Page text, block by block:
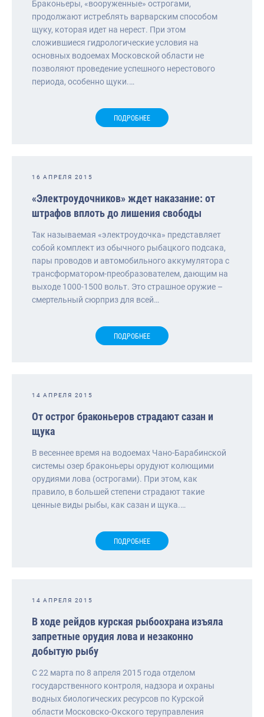
Браконьеры, «вооруженные» острогами,
продолжают истреблять варварским способом
щуку, которая идет на нерест. При этом
сложившиеся гидрологические условия на
основных водоемах Московской области не
позволяют проведение успешного нерестового
периода, особенно щуки.…
ПОДРОБНЕЕ
16 АПРЕЛЯ 2015
«Электроудочников» ждет наказание: от
штрафов вплоть до лишения свободы
Так называемая «электроудочка» представляет
собой комплект из обычного рыбацкого подсака,
пары проводов и автомобильного аккумулятора с
трансформатором-преобразователем, дающим на
выходе 1000-1500 вольт. Это страшное оружие –
смертельный сюрприз для всей…
ПОДРОБНЕЕ
14 АПРЕЛЯ 2015
От острог браконьеров страдают сазан и
щука
В весеннее время на водоемах Чано-Барабинской
системы озер браконьеры орудуют колющими
орудиями лова (острогами). При этом, как
правило, в большей степени страдают такие
ценные виды рыбы, как сазан и щука.…
ПОДРОБНЕЕ
14 АПРЕЛЯ 2015
В ходе рейдов курская рыбоохрана изъяла
запретные орудия лова и незаконно
добытую рыбу
С 22 марта по 8 апреля 2015 года отделом
государственного контроля, надзора и охраны
водных биологических ресурсов по Курской
области Московско-Окского теруправления